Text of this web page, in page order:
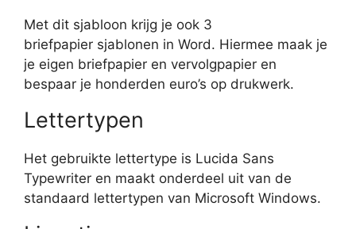
Met dit sjabloon krijg je ook 3
briefpapier sjablonen in Word. Hiermee maak je
je eigen briefpapier en vervolgpapier en
bespaar je honderden euro’s op drukwerk.
Lettertypen
Het gebruikte lettertype is Lucida Sans
Typewriter en maakt onderdeel uit van de
standaard lettertypen van Microsoft Windows.